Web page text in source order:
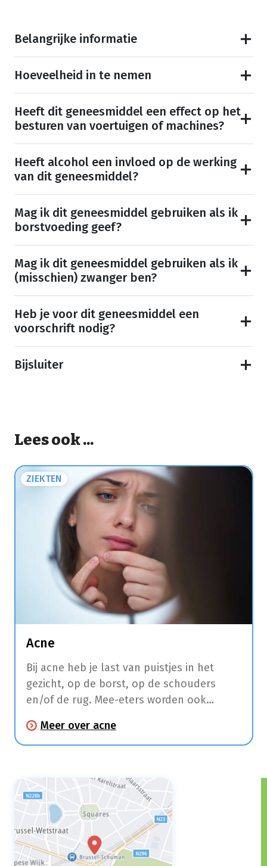
Belangrijke informatie
Hoeveelheid in te nemen
Heeft dit geneesmiddel een effect op het
besturen van voertuigen of machines?
Heeft alcohol een invloed op de werking
van dit geneesmiddel?
Mag ik dit geneesmiddel gebruiken als ik
borstvoeding geef?
Mag ik dit geneesmiddel gebruiken als ik
(misschien) zwanger ben?
Heb je voor dit geneesmiddel een
voorschrift nodig?
Bijsluiter
Lees ook ...
ZIEKTEN
Acne
Bij acne heb je last van puistjes in het
gezicht, op de borst, op de schouders
en/of de rug. Mee-eters worden ook
wit bultje door de ophoping van de talg in
de talgklier.
Meer over acne